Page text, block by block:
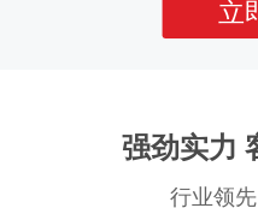
立
强劲实力
行业领